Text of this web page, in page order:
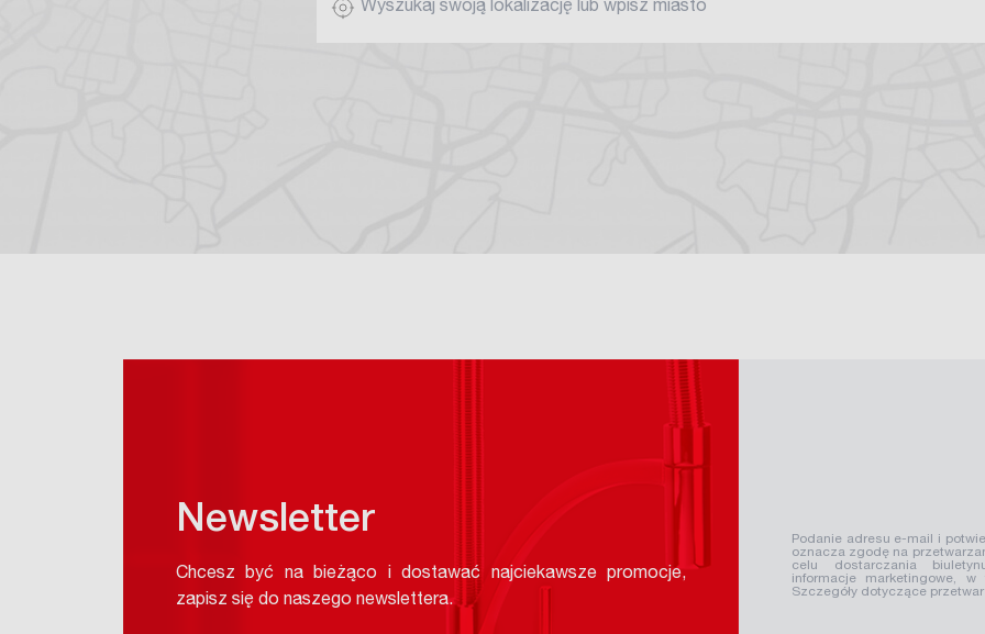
Newsletter
Chcesz być na bieżąco i dostawać najciekawsze promocje,
zapisz się do naszego newslettera.
Podanie adresu e-mail i
oznacza zgodę na
celu dostarczania
informacje marketingowe,
Szczegóły dotyczące